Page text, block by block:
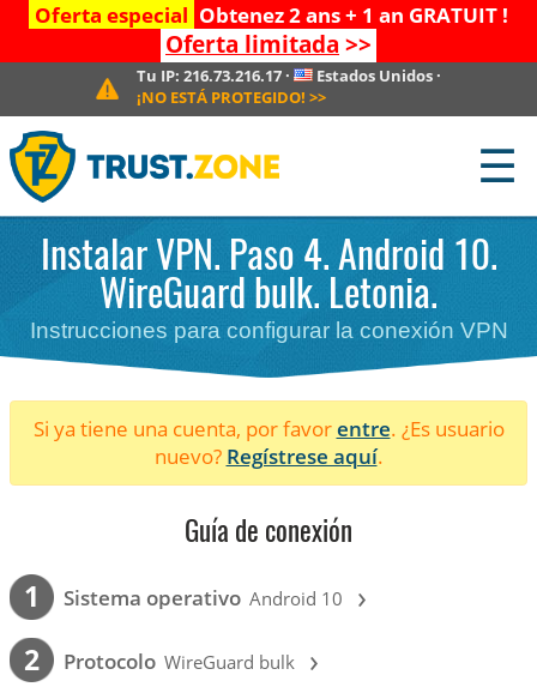
Oferta especial Obtenez 2 ans + 1 an GRATUIT !
Oferta limitada >>
Tu IP:216.73.216.17 · Estados Unidos·
¡NO ESTÁ PROTEGIDO! >>
☰
Instalar VPN. Paso 4. Android 10.
WireGuard bulk. Letonia.
Instrucciones para configurar la conexión VPN
Si ya tiene una cuenta, por favorentre. ¿Es usuario
nuevo? Regístrese aquí.
Guía de conexión
1 Sistema operativo Android 10 ›
2 Protocolo WireGuard bulk ›